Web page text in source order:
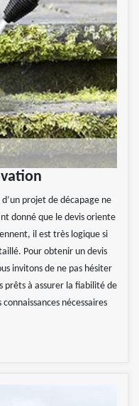
projet de décapage ne
donné que le devis oriente
il est très logique si
Pour obtenir un devis
invitons de ne pas hésiter
prêts à assurer la fiabilité de
nécessaires